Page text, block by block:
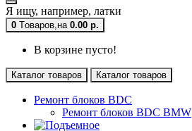
Я ищу, например, латки
0 Tоваров,на 0.00 р.
В корзине пусто!
Каталог товаров Каталог товаров
Ремонт блоков BDC
Ремонт блоков BDC BMW